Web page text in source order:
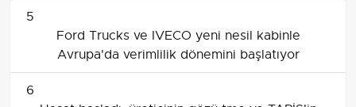
5
Ford Trucks ve IVECO yeni nesil kabinle
Avrupa'da verimlilik dönemini başlatıyor
6